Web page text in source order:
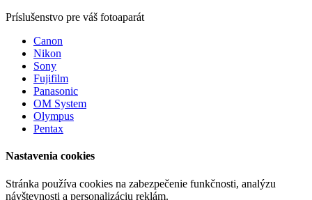
Príslušenstvo pre váš fotoaparát
Canon
Nikon
Sony
Fujifilm
Panasonic
OM System
Olympus
Pentax
Nastavenia cookies
Stránka používa cookies na zabezpečenie funkčnosti, analýzu
návštevnosti a personalizáciu reklám.